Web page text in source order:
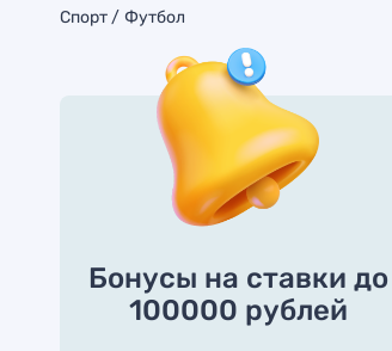
Спорт Футбол
Бонусы на ставки до
100000 рублей